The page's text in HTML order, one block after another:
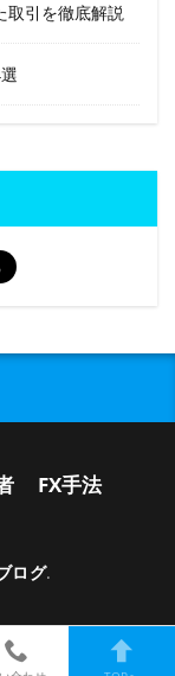
取引を徹底解説
FX手法
ログ.